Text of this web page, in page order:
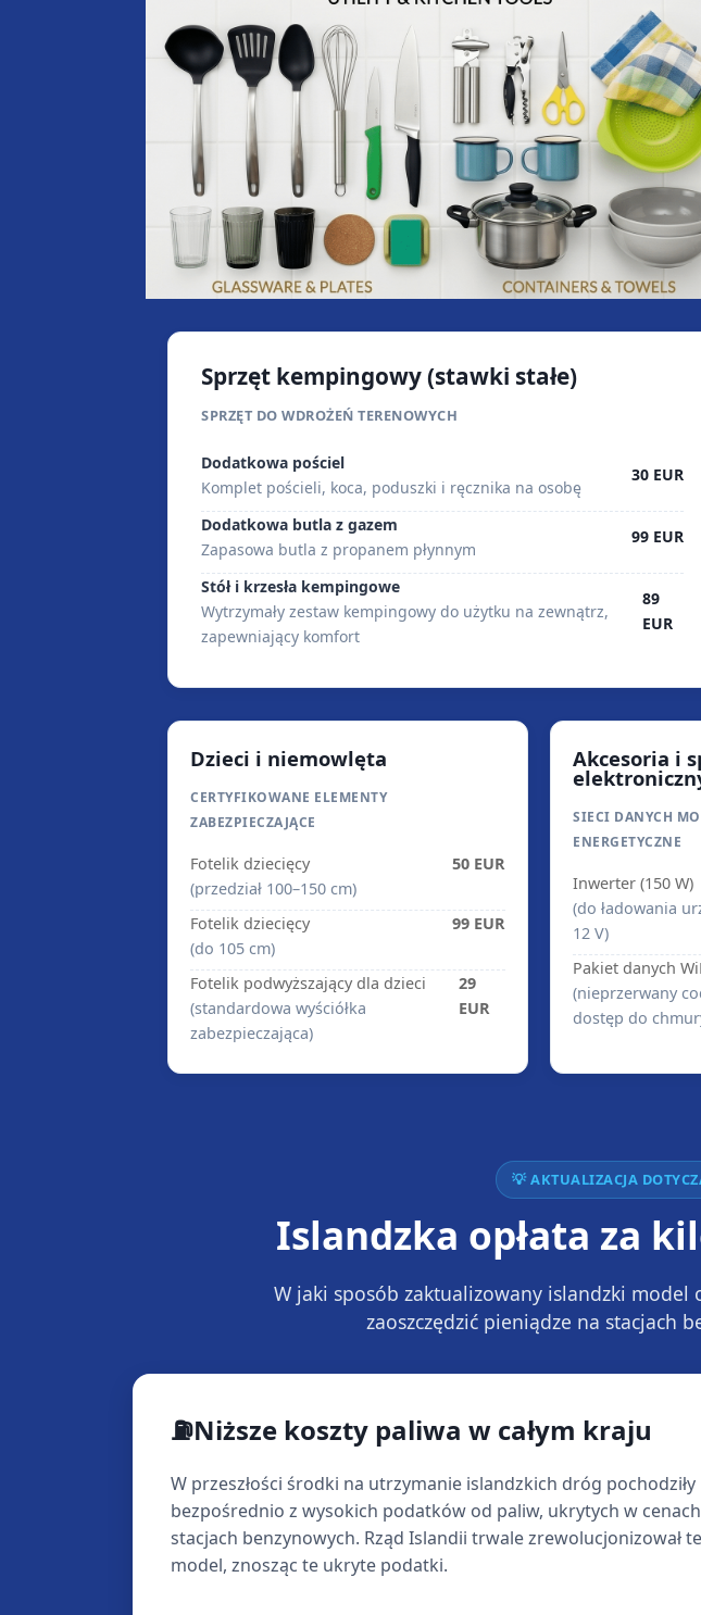
Sprzęt kempingowy (stawki stałe)
SPRZĘT DO WDROŻEŃ TERENOWYCH
Dodatkowa pościel
Komplet pościeli, koca, poduszki i ręcznika na osobę
30 EUR
Dodatkowa butla z gazem
Zapasowa butla z propanem płynnym
99 EUR
Stół i krzesła kempingowe
Wytrzymały zestaw kempingowy do użytku na zewnątrz,
zapewniający komfort
89
EUR
Dzieci i niemowlęta
CERTYFIKOWANE ELEMENTY
ZABEZPIECZAJĄCE
Fotelik dziecięcy
(przedział 100–150 cm)
50 EUR
Fotelik dziecięcy
(do 105 cm)
99 EUR
Fotelik podwyższający dla dzieci
(standardowa wyściółka
zabezpieczająca)
29
EUR
Akcesoria i
SIECI DANYCH
ENERGETYCZNE
Inwerter (150 W)
(do ładowania
12 V)
Pakiet danych
(nieprzerwany
dostęp do
💡 AKTUALIZACJA
Islandzka opłata za
W jaki sposób zaktualizowany islandzki
zaoszczędzić pieniądze na stacjach
⛽Niższe koszty paliwa w całym kraju
W przeszłości środki na utrzymanie islandzkich dróg pochodziły
bezpośrednio z wysokich podatków od paliw, ukrytych w
stacjach benzynowych. Rząd Islandii trwale zrewolucjonizował
model, znosząc te ukryte podatki.